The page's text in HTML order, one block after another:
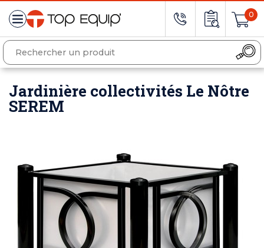
0
Jardinière collectivités Le Nôtre
SEREM